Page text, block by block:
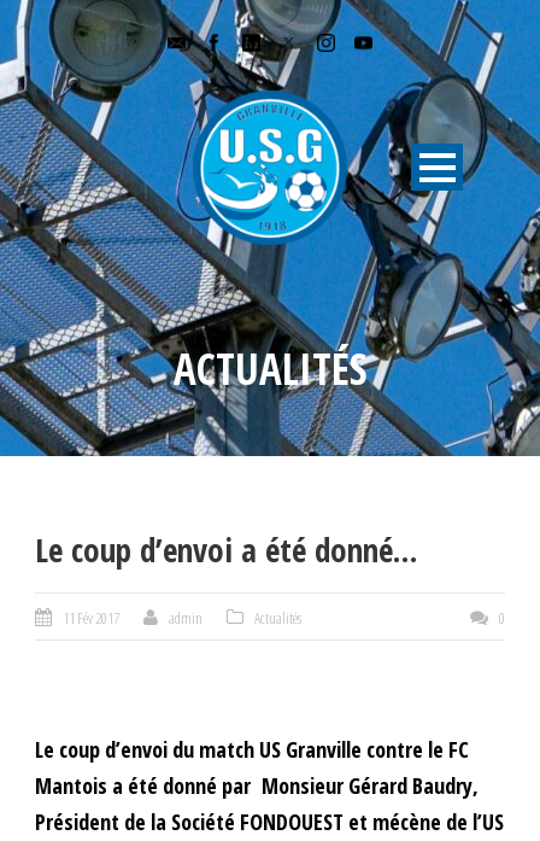
ACTUALITÉS
Le coup d’envoi a été donné…
11 Fév 2017 admin Actualités 0
Le coup d’envoi du match US Granville contre le FC
Mantois a été donné par Monsieur Gérard Baudry,
Président de la Société FONDOUEST et mécène de l’US